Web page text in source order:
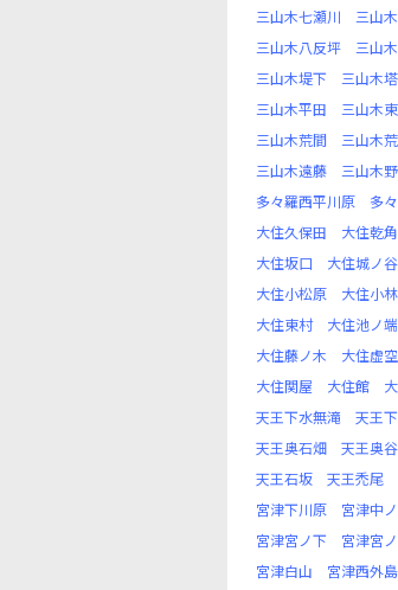
三山木七瀬川
三山
三山木八反坪
三山
三山木堤下
三山木
三山木平田
三山木
三山木荒間
三山木
三山木遠藤
三山木
多々羅西平川原
多
大住久保田
大住乾角
大住坂口
大住城ノ谷
大住小松原
大住小林
大住東村
大住池ノ端
大住藤ノ木
大住虚
大住関屋
大住館
天王下水無滝
天王
天王奥石畑
天王奥谷
天王石坂
天王禿尾
宮津下川原
宮津中
宮津宮ノ下
宮津宮
宮津白山
宮津西外島